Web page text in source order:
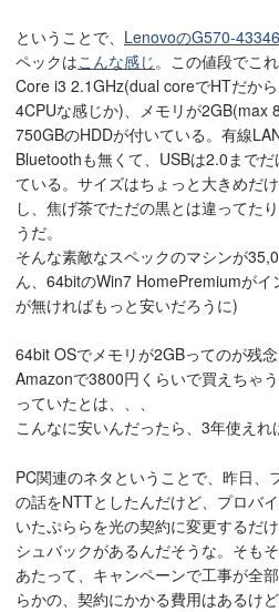
ということで、 LenovoのG570-
ペックはこんな感じ 。この値段でこ
Core i3 2.1GHz(dual coreでHTだか
4CPUな感じか)、メモリが2GB(max
750GBのHDDが付いている。有線
Bluetoothも無くて、USBは2.0まで
ている。サイズはちょっと大きめだ
し、焦げ茶でただの黒とは違ってた
うだ。
そんな素敵なスペックのマシンが
ん、64bitのWin7 HomePremiumが
が無ければもっと安いだろうに)
64bit OSでメモリが2GBってのが残
Amazonで3800円くらいで買えちゃ
っていたとは、、、
こんなに安いんだったら、3年使えれ
PC関連のネタということで、昨日、
の話をNTTとしたんだけど、プロバ
いたぷららを光の契約に変更するだ
シュバックがあるんだそうな。そも
あたって、キャンペーンで工事が全
らかの、契約にかかる費用はあるけ